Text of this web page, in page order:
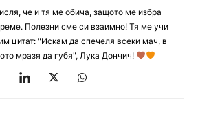
че и тя ме обича, защото ме избра
Полезни сме си взаимно! Тя ме учи
цитат: "Искам да спечеля всеки мач, в
мразя да губя", Лука Дончич!